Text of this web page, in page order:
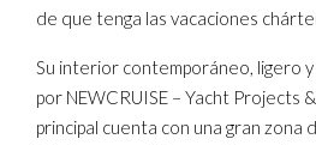
de que tenga las vacaciones
Su interior contemporáneo, ligero
por NEWCRUISE – Yacht Projects
principal cuenta con una gran zona